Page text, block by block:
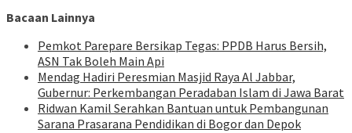
Bacaan Lainnya
Pemkot Parepare Bersikap Tegas: PPDB Harus Bersih,
ASN Tak Boleh Main Api
Mendag Hadiri Peresmian Masjid Raya Al Jabbar,
Gubernur: Perkembangan Peradaban Islam di Jawa Barat
Ridwan Kamil Serahkan Bantuan untuk Pembangunan
Sarana Prasarana Pendidikan di Bogor dan Depok